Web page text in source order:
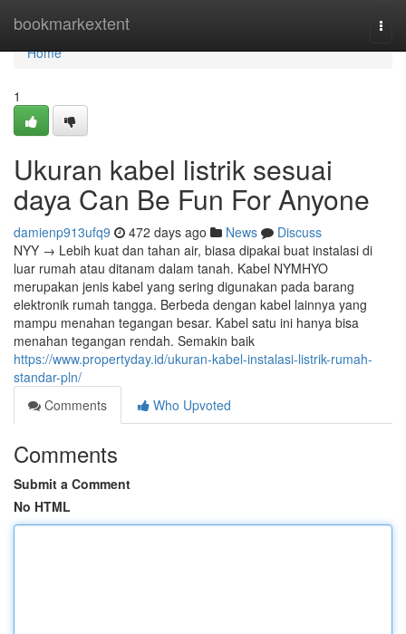
bookmarkextent
Home
Home
1
Ukuran kabel listrik sesuai
daya Can Be Fun For Anyone
damienp913ufq9 472 days ago News
Discuss
NYY → Lebih kuat dan tahan air, biasa dipakai buat instalasi di
luar rumah atau ditanam dalam tanah. Kabel NYMHYO
merupakan jenis kabel yang sering digunakan pada barang
elektronik rumah tangga. Berbeda dengan kabel lainnya yang
mampu menahan tegangan besar. Kabel satu ini hanya bisa
menahan tegangan rendah. Semakin baik
https://www.propertyday.id/ukuran-kabel-instalasi-listrik-rumah-
standar-pln/
Comments
Who Upvoted
Comments
Submit a Comment
No HTML